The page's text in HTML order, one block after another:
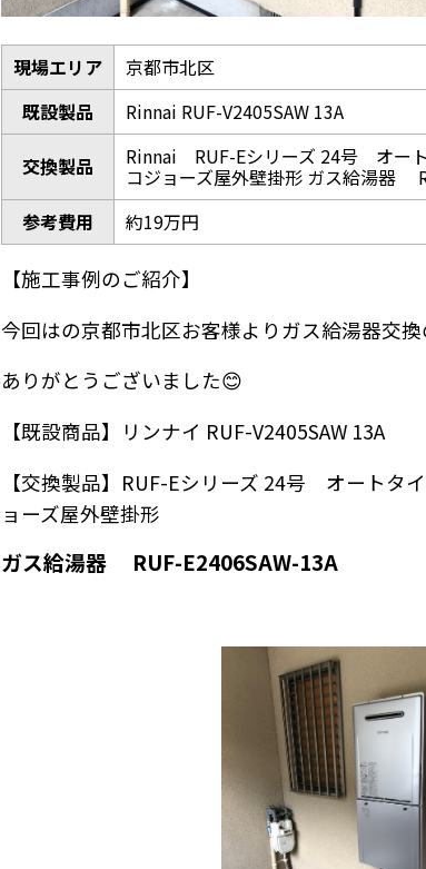
現場エリア
京都市北区
既設製品
Rinnai RUF-V2405SAW 13A
交換製品 Rinnai RUF-Eシリーズ 24号 オー
コジョーズ屋外壁掛形 ガス給湯器
参考費用
約19万円
【施工事例のご紹介】
今回はの京都市北区お客様よりガス給湯器交
ありがとうございました😊
【既設商品】リンナイ RUF-V2405SAW 13A
【交換製品】RUF-Eシリーズ 24号 オートタ
ョーズ屋外壁掛形
ガス給湯器 RUF-E2406SAW-13A